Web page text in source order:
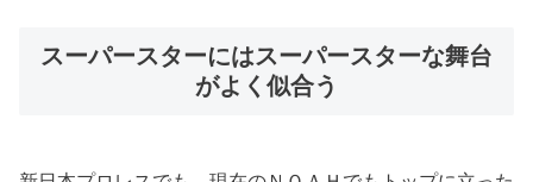
スーパースターにはスーパースターな舞台
がよく似合う